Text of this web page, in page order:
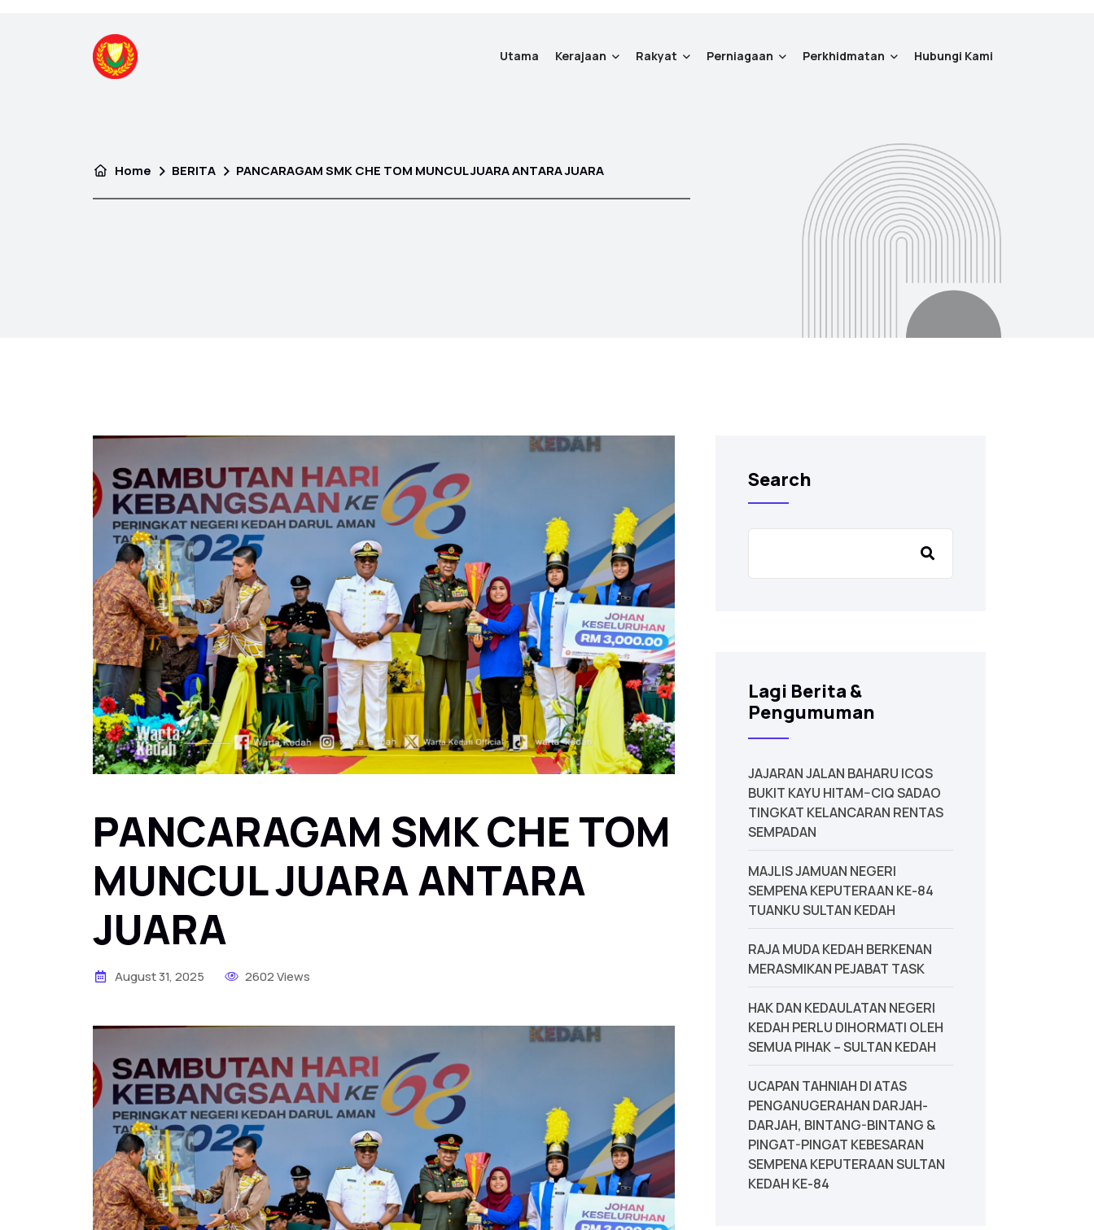
Utama Kerajaan Rakyat Perniagaan Perkhidmatan Hubungi Kami
Home BERITA PANCARAGAM SMK CHE TOM MUNCUL JUARA ANTARA JUARA
PANCARAGAM SMK CHE TOM
MUNCUL JUARA ANTARA
JUARA
August 31, 2025 2602 Views
Search
Lagi Berita &
Pengumuman
JAJARAN JALAN BAHARU ICQS
BUKIT KAYU HITAM–CIQ SADAO
TINGKAT KELANCARAN RENTAS
SEMPADAN
MAJLIS JAMUAN NEGERI
SEMPENA KEPUTERAAN KE-84
TUANKU SULTAN KEDAH
‎RAJA MUDA KEDAH BERKENAN
MERASMIKAN PEJABAT TASK
‎HAK DAN KEDAULATAN NEGERI
KEDAH PERLU DIHORMATI OLEH
SEMUA PIHAK – SULTAN KEDAH
UCAPAN TAHNIAH DI ATAS
PENGANUGERAHAN DARJAH-
DARJAH, BINTANG-BINTANG &
PINGAT-PINGAT KEBESARAN
SEMPENA KEPUTERAAN SULTAN
KEDAH KE-84